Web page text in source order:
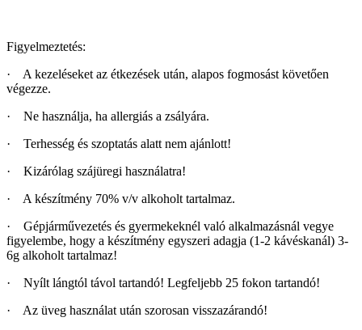
Figyelmeztetés:
· A kezeléseket az étkezések után, alapos fogmosást követően
végezze.
· Ne használja, ha allergiás a zsályára.
· Terhesség és szoptatás alatt nem ajánlott!
· Kizárólag szájüregi használatra!
· A készítmény 70% v/v alkoholt tartalmaz.
· Gépjárművezetés és gyermekeknél való alkalmazásnál vegye
figyelembe, hogy a készítmény egyszeri adagja (1-2 kávéskanál) 3-
6g alkoholt tartalmaz!
· Nyílt lángtól távol tartandó! Legfeljebb 25 fokon tartandó!
· Az üveg használat után szorosan visszazárandó!